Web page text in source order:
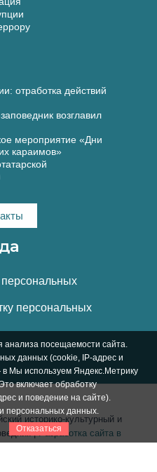
отработка действий
возглавил
мероприятие «Дни
караимов»
персональных
персональных
историко-культурный и
|Разработка сайта в
анализа посещаемости сайта.
данных (cookie, IP-адрес и
Мы используем Яндекс.Метрику
включает обработку
и поведение на сайте).
персональных данных.
Отказаться